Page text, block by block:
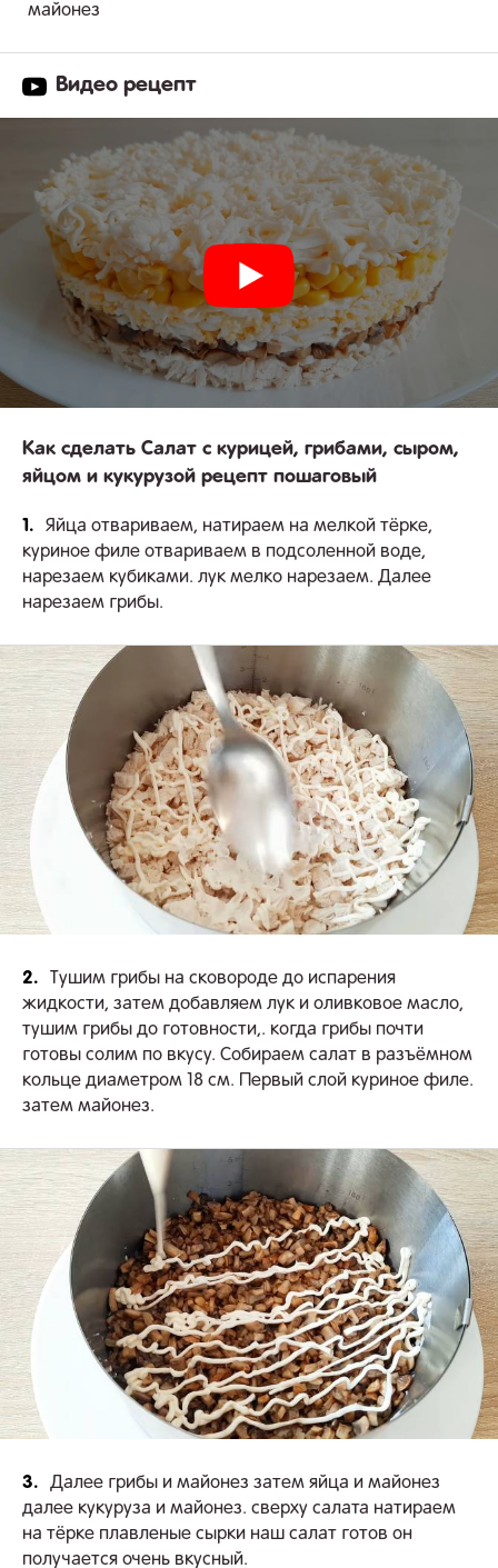
майонез
Видео рецепт
Как сделать Салат с курицей, грибами, сыром,
яйцом и кукурузой рецепт пошаговый
1.
Яйца отвариваем, натираем на мелкой тёрке,
куриное филе отвариваем в подсоленной воде,
нарезаем кубиками. лук мелко нарезаем. Далее
нарезаем грибы.
2.
Тушим грибы на сковороде до испарения
жидкости, затем добавляем лук и оливковое масло,
тушим грибы до готовности,. когда грибы почти
готовы солим по вкусу. Собираем салат в разъёмном
кольце диаметром 18 см. Первый слой куриное филе.
затем майонез.
3.
Далее грибы и майонез затем яйца и майонез
далее кукуруза и майонез. сверху салата натираем
на тёрке плавленые сырки наш салат готов он
получается очень вкусный.